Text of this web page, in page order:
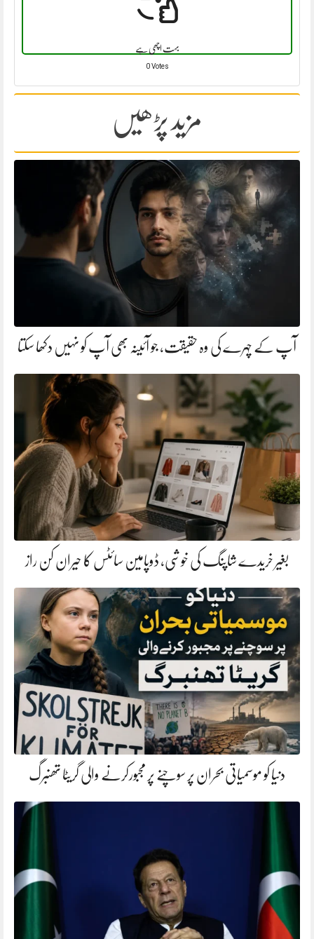
بہت اچھی ہے
0 Votes
مزید پڑھیں
آپ کے چہرے کی وہ حقیقت، جو آئینہ بھی آپ کو نہیں دکھا سکتا
بغیر خریدے شاپنگ کی خوشی، ڈوپامین سائٹس کا حیران کن راز
دنیا کو موسمیاتی بحران پر سوچنے پر مجبورکرنے والی گریٹا تھنبرگ